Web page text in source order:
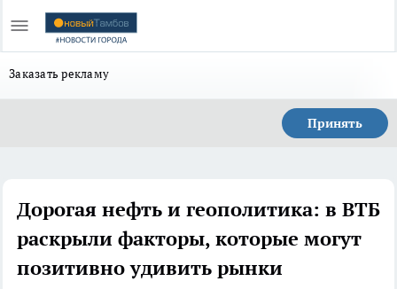
Заказать рекламу
Принять
Дорогая нефть и геополитика: в ВТБ
раскрыли факторы, которые могут
позитивно удивить рынки